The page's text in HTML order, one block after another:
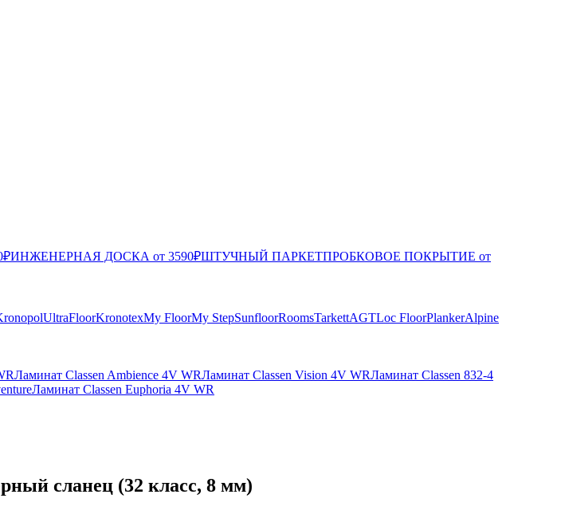
ИНЖЕНЕРНАЯ ДОСКА от 3590₽ШТУЧНЫЙ ПАРКЕТПРОБКОВОЕ ПОКРЫТИЕ от
UltraFloorKronotexMy FloorMy StepSunfloorRoomsTarkettAGTLoc FloorPlankerAlpine
Ламинат Classen Ambience 4V WRЛаминат Classen Vision 4V WRЛаминат Classen 832-4
Ламинат Classen Euphoria 4V WR
сланец (32 класс, 8 мм)